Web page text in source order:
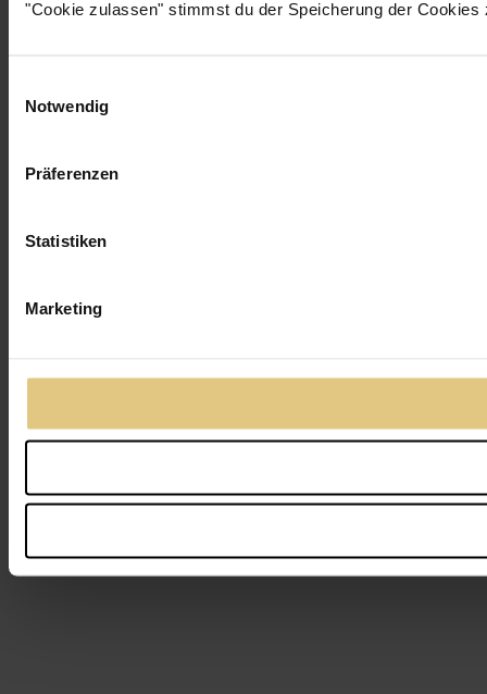
"Cookie zulassen" stimmst du der Speicherung der Cookies
Notwendig
Präferenzen
Statistiken
Marketing